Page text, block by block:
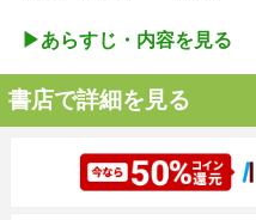
▶︎あらすじ・内容を見る
書店で詳細を見る